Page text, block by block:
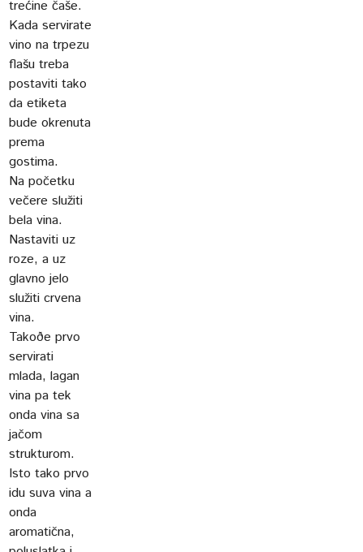
trećine čaše.
Kada servirate
vino na trpezu
flašu treba
postaviti tako
da etiketa
bude okrenuta
prema
gostima.
Na početku
večere služiti
bela vina.
Nastaviti uz
roze, a uz
glavno jelo
služiti crvena
vina.
Takoðe prvo
servirati
mlada, lagan
vina pa tek
onda vina sa
jačom
strukturom.
Isto tako prvo
idu suva vina a
onda
aromatična,